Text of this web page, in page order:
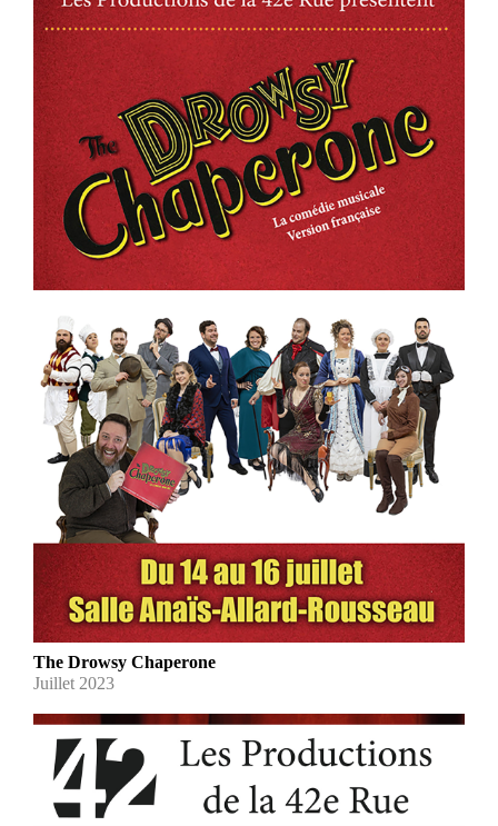
The Drowsy Chaperone
Juillet 2023